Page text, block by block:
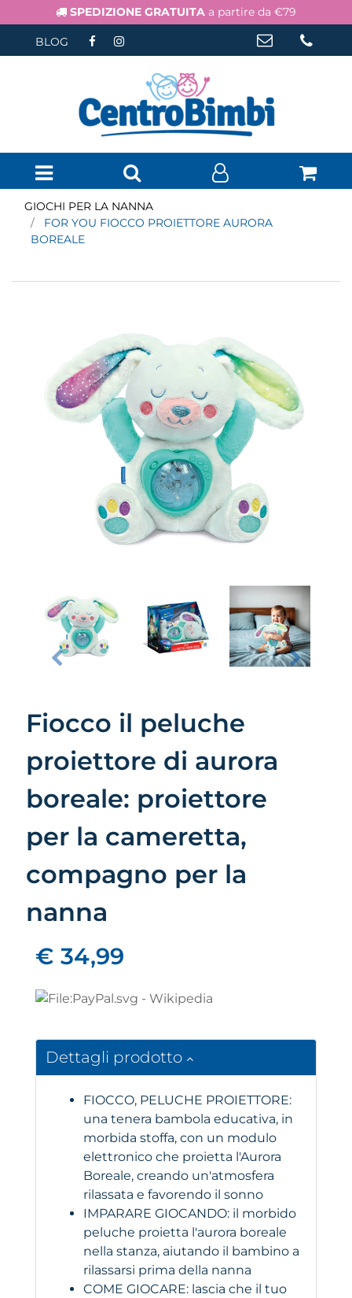
SPEDIZIONE GRATUITA a partire da €79
BLOG
Open menu
GIOCHI PER LA NANNA
FOR YOU FIOCCO PROIETTORE AURORA
BOREALE
Fiocco il peluche
proiettore di aurora
boreale: proiettore
per la cameretta,
compagno per la
nanna
€ 34,99
Dettagli prodotto
FIOCCO, PELUCHE PROIETTORE:
una tenera bambola educativa, in
morbida stoffa, con un modulo
elettronico che proietta l'Aurora
Boreale, creando un'atmosfera
rilassata e favorendo il sonno
IMPARARE GIOCANDO: il morbido
peluche proietta l'aurora boreale
nella stanza, aiutando il bambino a
rilassarsi prima della nanna
COME GIOCARE: lascia che il tuo